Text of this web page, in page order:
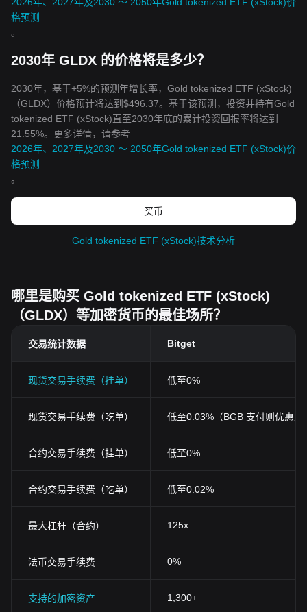
格预测
。
2030年 GLDX 的价格将是多少？
2030年，基于+5%的预测年增长率，Gold tokenized ETF (xStock)
（GLDX）价格预计将达到$496.37。基于该预测，投资并持有Gold
tokenized ETF (xStock)直至2030年底的累计投资回报率将达到
21.55%。更多详情，请参考
2026年、2027年及2030 ～ 2050年Gold tokenized ETF (xStock)价
格预测
。
买币
Gold tokenized ETF (xStock)技术分析
哪里是购买 Gold tokenized ETF (xStock)
（GLDX）等加密货币的最佳场所？
交易统计数据 Bitget
现货交易手续费（挂单） 低至0%
现货交易手续费（吃单） 低至0.03%（BGB 支付则优惠至
合约交易手续费（挂单） 低至0%
合约交易手续费（吃单） 低至0.02%
最大杠杆（合约） 125x
法币交易手续费 0%
支持的加密资产 1,300+